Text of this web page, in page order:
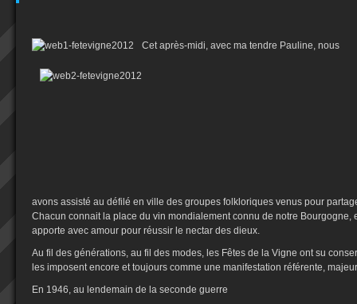
Cet après-midi, avec ma tendre Pauline, nous
avons assisté au défilé en ville des groupes folkloriques venus pour
Chacun connait la place du vin mondialement connu de notre Bourgogne,
apporte avec amour pour réussir le nectar des dieux.
Au fil des générations, au fil des modes, les Fêtes de la Vigne ont su
les imposent encore et toujours comme une manifestation référente,
En 1946, au lendemain de la seconde guerre